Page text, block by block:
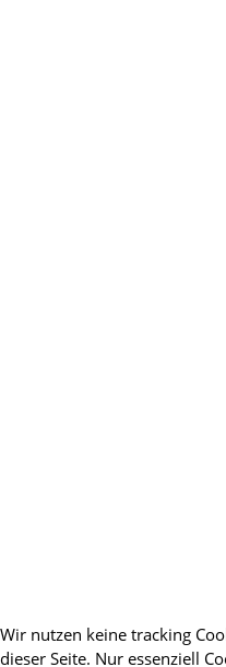
Wir nutzen keine tracking
dieser Seite. Nur essenziell